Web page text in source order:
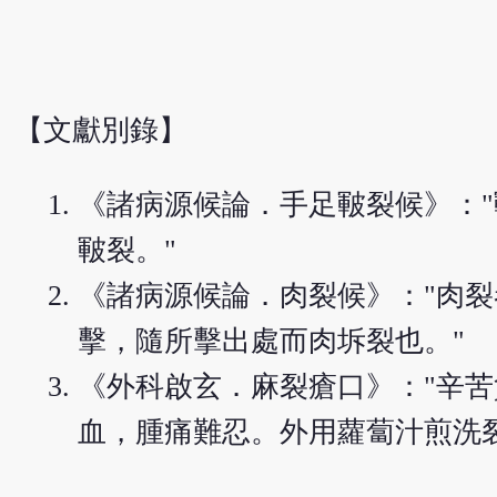
【文獻別錄】
《諸病源候論．手足皸裂候》
皸裂。"
《諸病源候論．肉裂候》："肉
擊，隨所擊出處而肉坼裂也。"
《外科啟玄．麻裂瘡口》："辛
血，腫痛難忍。外用蘿蔔汁煎